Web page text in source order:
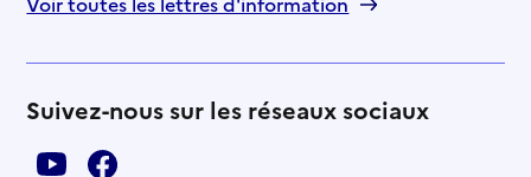
Suivez-nous sur les réseaux sociaux